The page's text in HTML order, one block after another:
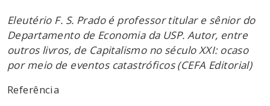
Eleutério F. S. Prado é professor titular e sênior do
Departamento de Economia da USP. Autor, entre
outros livros, de Capitalismo no século XXI: ocaso
por meio de eventos catastróficos (CEFA Editorial)
Referência